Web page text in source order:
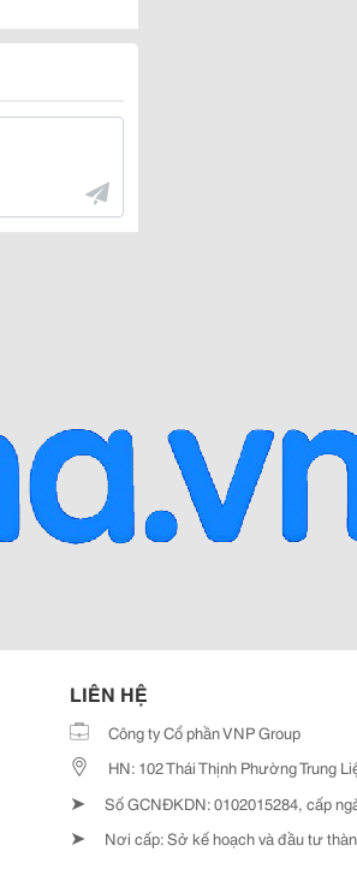
LIÊN HỆ
Công ty Cổ phần VNP Group
HN: 102 Thái Thịnh Phường Trung
➤ Số GCNĐKDN: 0102015284, cấp
➤ Nơi cấp: Sở kế hoạch và đầu tư